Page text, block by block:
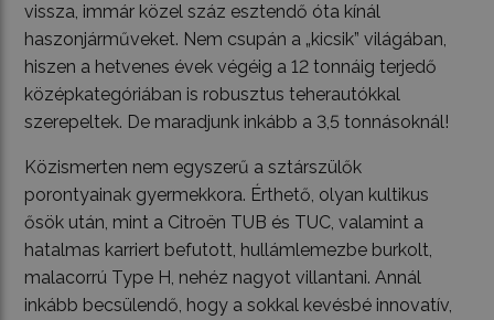
vissza, immár közel száz esztendő óta kínál
haszonjárműveket. Nem csupán a „kicsik” világában,
hiszen a hetvenes évek végéig a 12 tonnáig terjedő
középkategóriában is robusztus teherautókkal
szerepeltek. De maradjunk inkább a 3,5 tonnásoknál!
Közismerten nem egyszerű a sztárszülők
porontyainak gyermekkora. Érthető, olyan kultikus
ősök után, mint a Citroën TUB és TUC, valamint a
hatalmas karriert befutott, hullámlemezbe burkolt,
malacorrú Type H, nehéz nagyot villantani. Annál
inkább becsülendő, hogy a sokkal kevésbé innovatív,